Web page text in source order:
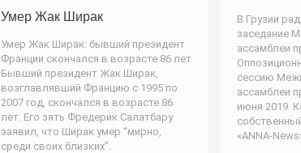
В Грузии
заседание
ассамблеи
сессию
ассамблеи
июня 2019.
«ANNA-
Умер Жак Ширак
Умер Жак Ширак: бывший президент
Франции скончался в возрасте 86 лет
Бывший президент Жак Ширак,
возглавлявший Францию с 1995 по
2007 год, скончался в возрасте 86
лет. Его зять Фредерик Салатбару
заявил, что Ширак умер “мирно,
среди своих близких”.